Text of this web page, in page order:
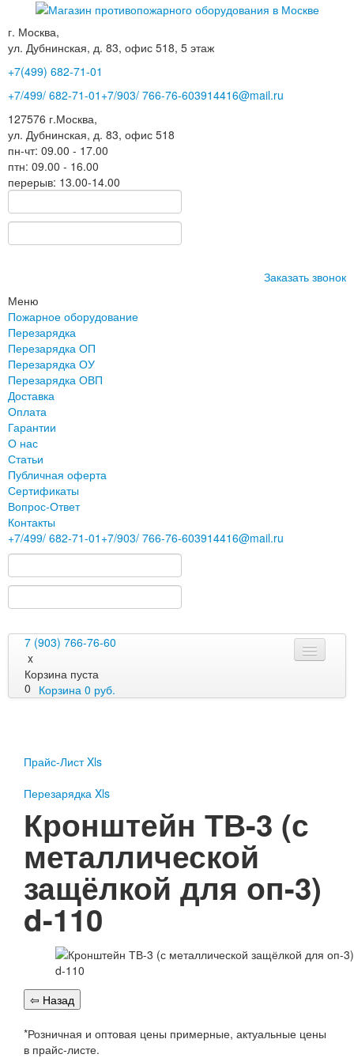
г. Москва,
ул. Дубнинская, д. 83, офис 518, 5 этаж
+7(499) 682-71-01
+7/499/ 682-71-01 +7/903/ 766-76-603914416@mail.ru
127576 г.Москва,
ул. Дубнинская, д. 83, офис 518
пн-чт: 09.00 - 17.00
птн: 09.00 - 16.00
перерыв: 13.00-14.00
Заказать звонок
Меню
Пожарное оборудование
Перезарядка
Перезарядка ОП
Перезарядка ОУ
Перезарядка ОВП
Доставка
Оплата
Гарантии
О нас
Статьи
Публичная оферта
Сертификаты
Вопрос-Ответ
Контакты
+7/499/ 682-71-01 +7/903/ 766-76-603914416@mail.ru
7 (903) 766-76-60
x
Корзина пуста
0 Корзина 0 руб.
Перезарядка ОП
Перезарядка ОВП
Доставка
Оплата
Гарантии
О нас
Статьи
Публичная оферта
Сертификаты
Вопрос-Ответ
Контакты
Пожарное оборудование
Прайс-Лист Xls
Перезарядка Xls
Кронштейн ТВ-3 (с
металлической
защёлкой для оп-3)
d-110
*Розничная и оптовая цены примерные, актуальные цены
в прайс-листе.